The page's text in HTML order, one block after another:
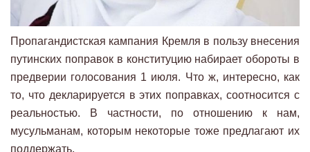
Пропагандистская кампания Кремля в пользу внесения
путинских поправок в конституцию набирает обороты в
предверии голосования 1 июля. Что ж, интересно, как
то, что декларируется в этих поправках, соотносится с
реальностью. В частности, по отношению к нам,
мусульманам, которым некоторые тоже предлагают их
поддержать.